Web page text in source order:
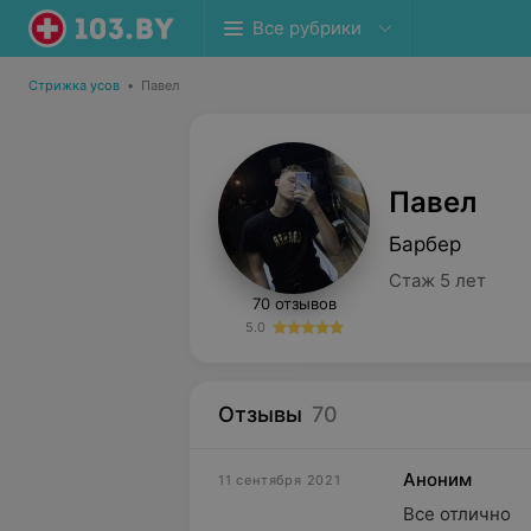
Все рубрики
Стрижка усов • Павел
70 отзывов
5.0
Павел
Барбер
Стаж 5 лет
Отзывы 70
11 сентября 2021
Аноним
Все отлично